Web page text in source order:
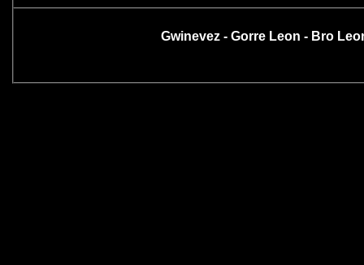
Gwinevez - Gorre Leon - Bro